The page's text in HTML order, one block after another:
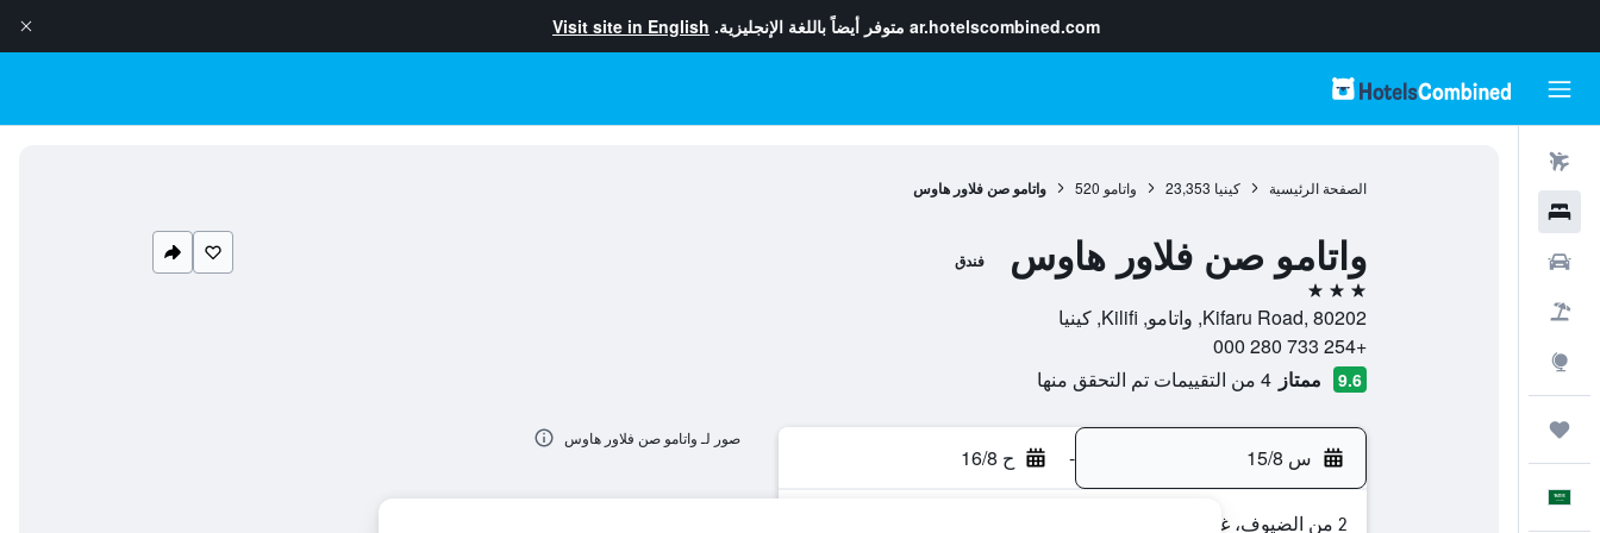
ar.hotelscombined.com متوفر أيضاً باللغة الإنجليزية. Visit site in English
الصفحة الرئيسية كينيا 23,353 واتامو 520 واتامو صن فلاور هاوس
واتامو صن فلاور هاوس فندق
3 نجوم
Kifaru Road, 80202, واتامو, Kilifi, كينيا
+254 733 280 000
9.6 ممتاز 4 من التقييمات تم التحقق منها
س 15/8 - ح 16/8
2 من الضيوف، غرفة واحدة
صور لـ واتامو صن فلاور هاوس